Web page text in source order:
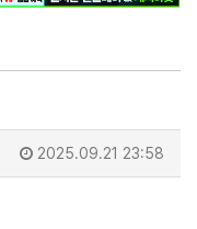
2025.09.21 23:58